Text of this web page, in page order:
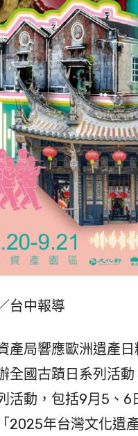
台中報導
產局響應歐洲遺產日
全國古蹟日系列活
活動，包括9月5、6
2025年台灣文化遺